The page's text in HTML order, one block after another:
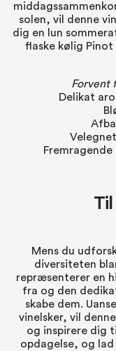
solen, vil denne
dig en lun
flaske kølig
Forvent
Delikat
Mens du
diversiteten
repræsenterer en
fra og den
skabe dem.
vinelsker, vil
og inspirere dig
opdagelse, og